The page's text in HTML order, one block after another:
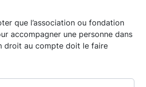
que l’association ou fondation
accompagner une personne dans
droit au compte doit le faire